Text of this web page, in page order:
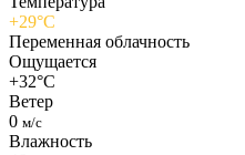
+29°C
Переменная облачность
Ощущается
+32°C
Ветер
0 м/с
Влажность